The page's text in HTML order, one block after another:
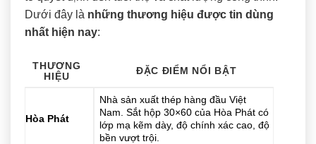
Dưới đây là những thương hiệu được tin dùng
nhất hiện nay:
THƯƠNG
HIỆU
ĐẶC ĐIỂM NỔI BẬT
Hòa Phát
Nhà sản xuất thép hàng đầu Việt
Nam. Sắt hộp 30×60 của Hòa Phát có
lớp mạ kẽm dày, độ chính xác cao, độ
bền vượt trội.